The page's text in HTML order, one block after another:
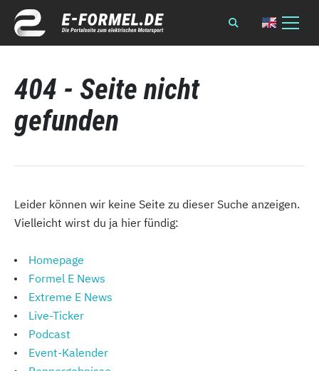
404 - Seite nicht
gefunden
Leider können wir keine Seite zu dieser Suche anzeigen.
Vielleicht wirst du ja hier fündig:
Homepage
Formel E News
Extreme E News
Live-Ticker
Podcast
Event-Kalender